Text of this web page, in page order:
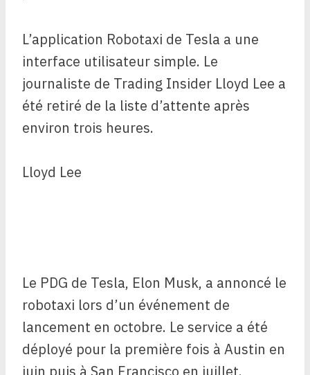
L’application Robotaxi de Tesla a une
interface utilisateur simple. Le
journaliste de Trading Insider Lloyd Lee a
été retiré de la liste d’attente après
environ trois heures.
Lloyd Lee
Le PDG de Tesla, Elon Musk, a annoncé le
robotaxi lors d’un événement de
lancement en octobre. Le service a été
déployé pour la première fois à Austin en